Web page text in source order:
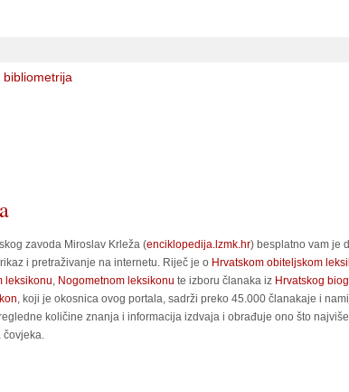
bibliometrija
zavoda Miroslav Krleža (enciklopedija.lzmk.hr) besplatno vam je
i pretraživanje na internetu. Riječ je o Hrvatskom obiteljskom
leksikonu, Nogometnom leksikonu te izboru članaka iz Hrvatskog
, koji je okosnica ovog portala, sadrži preko 45.000 članakaje i
količine znanja i informacija izdvaja i obrađuje ono što
čovjeka.